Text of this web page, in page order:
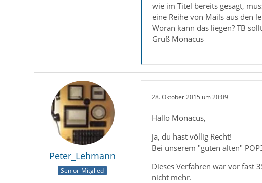
wie im Titel bereits gesagt,
eine Reihe von Mails aus den
Woran kann das liegen? TB
Gruß Monacus
Peter_Lehmann
Senior-Mitglied
28. Oktober 2015 um 20:09
Hallo Monacus,
ja, du hast völlig Recht!
Bei unserem "guten alten"
Dieses Verfahren war vor fast
nicht mehr.